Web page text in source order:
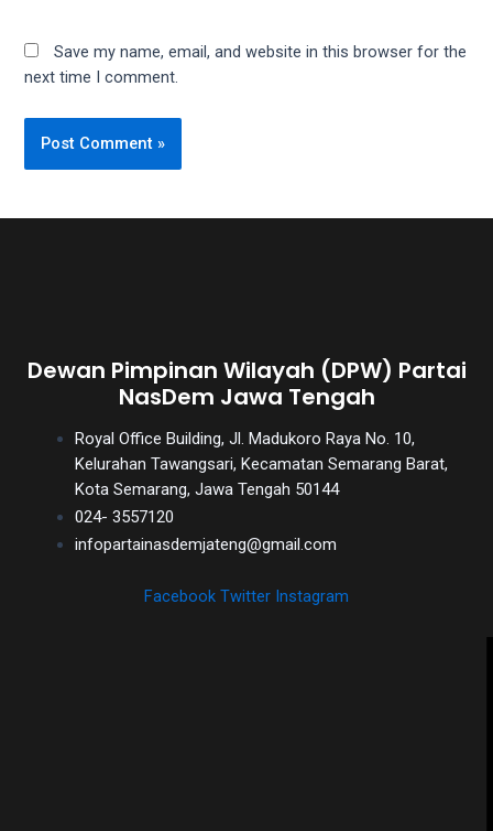
Save my name, email, and website in this browser for the
next time I comment.
Dewan Pimpinan Wilayah (DPW) Partai
NasDem Jawa Tengah
Royal Office Building, Jl. Madukoro Raya No. 10,
Kelurahan Tawangsari, Kecamatan Semarang Barat,
Kota Semarang, Jawa Tengah 50144
024- 3557120
infopartainasdemjateng@gmail.com
Facebook Twitter Instagram